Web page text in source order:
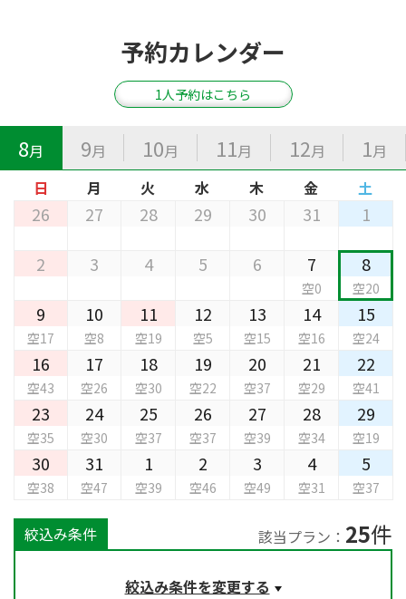
予約カレンダー
1人予約はこちら
8月 9月 10月 11月 12月 1月
日
月 火 水 木 金 土
26 27 28 29 30 31 1
2 3 4 5 6 7
空0
8
空20
9
空17
10
空8
11
空19
12
空5
13
空15
14
空16
15
空24
16
空43
17
空26
18
空30
19
空22
20
空37
21
空29
22
空41
23
空35
24
空30
25
空37
26
空37
27
空39
28
空34
29
空19
30
空38
31
空47
1
空39
2
空46
3
空49
4
空31
5
空37
絞込み条件 該当プラン： 25件
絞込み条件を変更する